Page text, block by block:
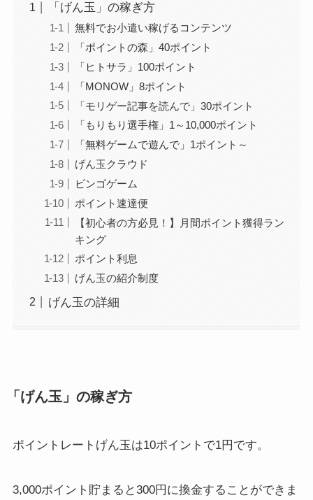
「げん玉」の稼ぎ方
無料でお小遣い稼げるコンテンツ
「ポイントの森」40ポイント
「ヒトサラ」100ポイント
「MONOW」8ポイント
「モリゲー記事を読んで」30ポイント
「もりもり選手権」1～10,000ポイント
「無料ゲームで遊んで」1ポイント～
げん玉クラウド
ビンゴゲーム
ポイント速達便
【初心者の方必見！】月間ポイント獲得ラン
キング
ポイント利息
げん玉の紹介制度
げん玉の詳細
「げん玉」の稼ぎ方
ポイントレートげん玉は10ポイントで1円です。
3,000ポイント貯まると300円に換金することができま